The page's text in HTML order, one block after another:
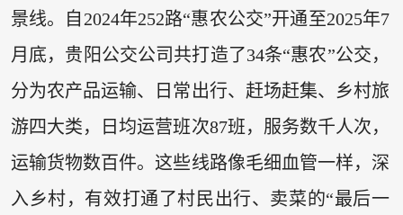
景线。自2024年252路“惠农公交”开通至2025年7
月底，贵阳公交公司共打造了34条“惠农”公交，
分为农产品运输、日常出行、赶场赶集、乡村旅
游四大类，日均运营班次87班，服务数千人次，
运输货物数百件。这些线路像毛细血管一样，深
入乡村，有效打通了村民出行、卖菜的“最后一